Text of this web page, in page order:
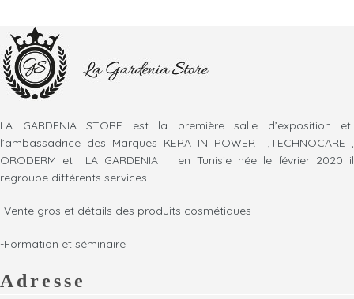
naturelles du cuir chevelu sur
toute la longueur des cheveux
pour un résultat doux et soyeux.
LA GARDENIA STORE est la première salle d’exposition et
l’ambassadrice des Marques KERATIN POWER ,TECHNOCARE ,
ORODERM et LA GARDENIA en Tunisie née le février 2020 il
regroupe différents services
-Vente gros et détails des produits cosmétiques
-Formation et séminaire
Adresse